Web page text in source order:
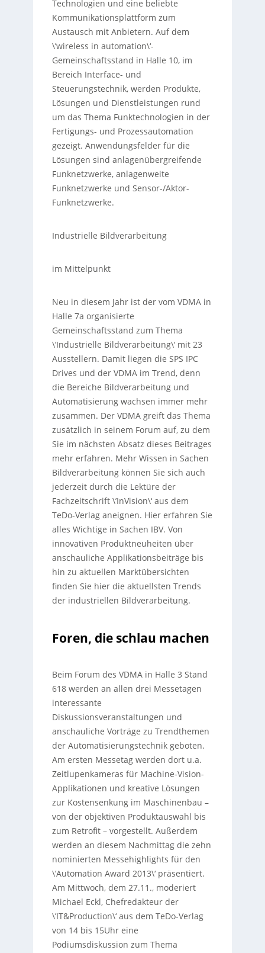
Technologien und eine beliebte
Kommunikationsplattform zum
Austausch mit Anbietern. Auf dem
\’wireless in automation\‘-
Gemeinschaftsstand in Halle 10, im
Bereich Interface- und
Steuerungstechnik, werden Produkte,
Lösungen und Dienstleistungen rund
um das Thema Funktechnologien in der
Fertigungs- und Prozessautomation
gezeigt. Anwendungsfelder für die
Lösungen sind anlagenübergreifende
Funknetzwerke, anlagenweite
Funknetzwerke und Sensor-/Aktor-
Funknetzwerke.
Industrielle Bildverarbeitung
im Mittelpunkt
Neu in diesem Jahr ist der vom VDMA in
Halle 7a organisierte
Gemeinschaftsstand zum Thema
\’Industrielle Bildverarbeitung\‘ mit 23
Ausstellern. Damit liegen die SPS IPC
Drives und der VDMA im Trend, denn
die Bereiche Bildverarbeitung und
Automatisierung wachsen immer mehr
zusammen. Der VDMA greift das Thema
zusätzlich in seinem Forum auf, zu dem
Sie im nächsten Absatz dieses Beitrages
mehr erfahren. Mehr Wissen in Sachen
Bildverarbeitung können Sie sich auch
jederzeit durch die Lektüre der
Fachzeitschrift \’InVision\‘ aus dem
TeDo-Verlag aneignen. Hier erfahren Sie
alles Wichtige in Sachen IBV. Von
innovativen Produktneuheiten über
anschauliche Applikationsbeiträge bis
hin zu aktuellen Marktübersichten
finden Sie hier die aktuellsten Trends
der industriellen Bildverarbeitung.
Foren, die schlau machen
Beim Forum des VDMA in Halle 3 Stand
618 werden an allen drei Messetagen
interessante
Diskussionsveranstaltungen und
anschauliche Vorträge zu Trendthemen
der Automatisierungstechnik geboten.
Am ersten Messetag werden dort u.a.
Zeitlupenkameras für Machine-Vision-
Applikationen und kreative Lösungen
zur Kostensenkung im Maschinenbau –
von der objektiven Produktauswahl bis
zum Retrofit – vorgestellt. Außerdem
werden an diesem Nachmittag die zehn
nominierten Messehighlights für den
\’Automation Award 2013\‘ präsentiert.
Am Mittwoch, dem 27.11., moderiert
Michael Eckl, Chefredakteur der
\’IT&Production\‘ aus dem TeDo-Verlag
von 14 bis 15Uhr eine
Podiumsdiskussion zum Thema